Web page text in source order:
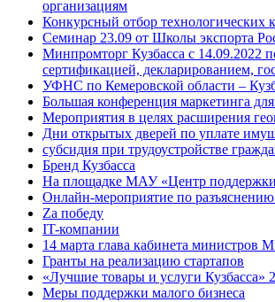
организациям
Конкурсный отбор технологических
Семинар 23.09 от Школы экспорта
Минпромторг Кузбасса с 14.09.2022
сертификацией, декларированием,
УФНС по Кемеровской области –
Большая конференция маркетинга
Мероприятия в целях расширения
Дни открытых дверей по уплате
субсидия при трудоустройстве
Бренд Кузбасса
На площадке МАУ «Центр поддержки
Онлайн-мероприятие по разъяснению
Za победу
IT-компании
14 марта глава кабинета
Гранты на реализацию стартапов
«Лучшие товары и услуги Кузбасса»
Меры поддержки малого бизнеса